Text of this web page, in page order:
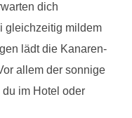
dich
gleichzeitig mildem
lädt die Kanaren-
allem der sonnige
im Hotel oder